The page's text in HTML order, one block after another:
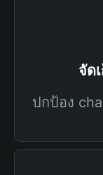
จัด
ปกป้อง